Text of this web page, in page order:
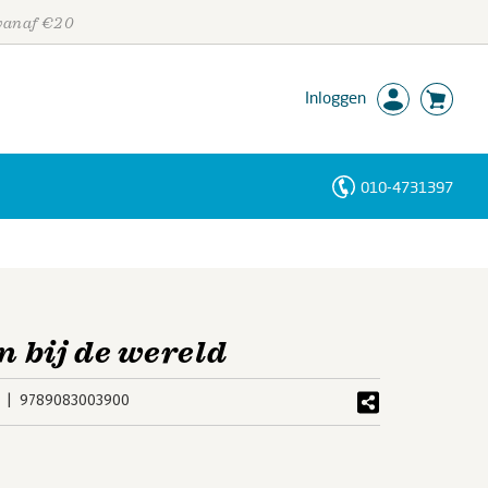
€20
Inloggen
010-4731397
bij de wereld
9789083003900
Personen